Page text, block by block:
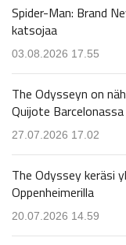
Spider-Man: Brand
katsojaa
03.08.2026 17.55
The Odysseyn on
Quijote
27.07.2026 17.02
The Odyssey keräsi
Oppenheimerilla
20.07.2026 14.59